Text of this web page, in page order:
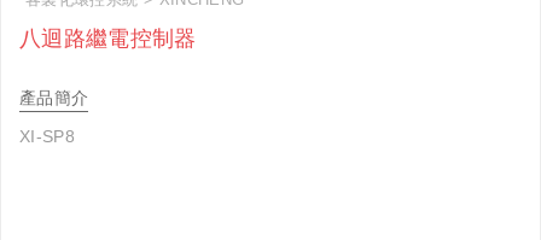
八迴路繼電控制器
產品簡介
XI-SP8